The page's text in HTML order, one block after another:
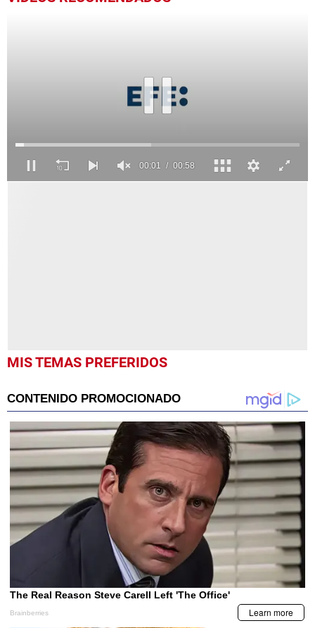
MIS TEMAS PREFERIDOS